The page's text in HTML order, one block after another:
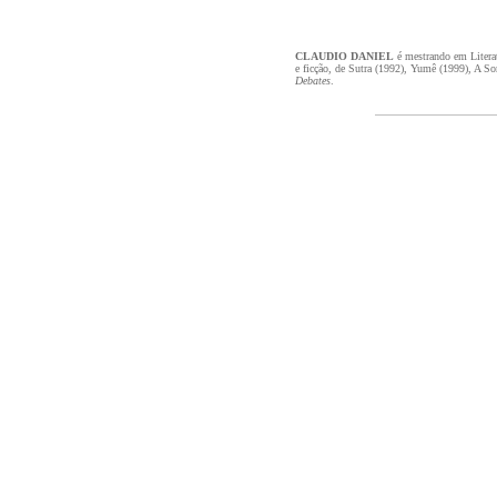
CLAUDIO DANIEL é mestrando em
e ficção, de Sutra (1992), Yumê (1999), A
Debates